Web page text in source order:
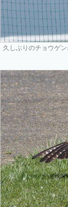
久しぶりのチョウゲン